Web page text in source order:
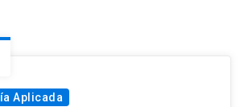
Aplicada